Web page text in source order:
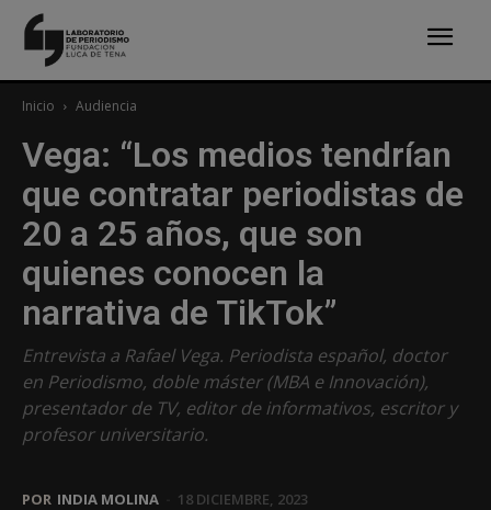
Inicio Audiencia
Vega: “Los medios tendrían
que contratar periodistas de
20 a 25 años, que son
quienes conocen la
narrativa de TikTok”
Entrevista a Rafael Vega. Periodista español, doctor
en Periodismo, doble máster (MBA e Innovación),
presentador de TV, editor de informativos, escritor y
profesor universitario.
POR INDIA MOLINA 18 DICIEMBRE, 2023